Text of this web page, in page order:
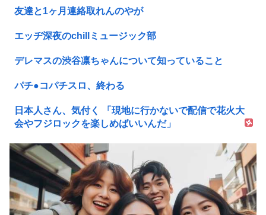
友達と1ヶ月連絡取れんのやが
エッヂ深夜のchillミュージック部
デレマスの渋谷凛ちゃんについて知っていること
パチ●コパチスロ、終わる
日本人さん、気付く 「現地に行かないで配信で花火大
会やフジロックを楽しめばいいんだ」